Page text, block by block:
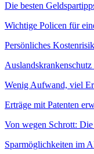
Die besten
Wichtige Policen für
Persönliches
Wenig Aufwand, viel
Erträge mit Patenten
Von wegen Schrott:
Sparmöglichkeiten im